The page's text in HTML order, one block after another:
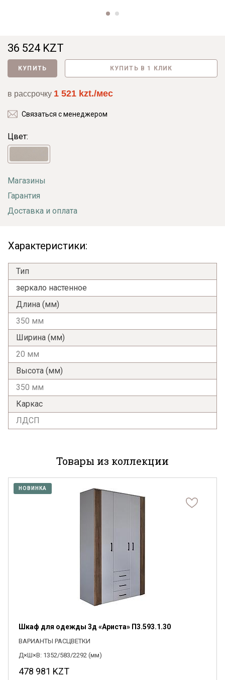
обработки персональных данных и
согласен на их обработку.
36 524 KZT
КУПИТЬ КУПИТЬ В 1 КЛИК
в рассрочку 1 521 kzt./мес
Связаться с менеджером
Цвет:
Магазины
Гарантия
Доставка и оплата
Характеристики:
Тип
зеркало настенное
Длина (мм)
350 мм
Ширина (мм)
20 мм
Высота (мм)
350 мм
Каркас
ЛДСП
Товары из коллекции
НОВИНКА
Шкаф для одежды 3д «Ариста» П3.593.1.30
ВАРИАНТЫ РАСЦВЕТКИ
Д×Ш×В: 1352/583/2292 (мм)
478 981 KZT